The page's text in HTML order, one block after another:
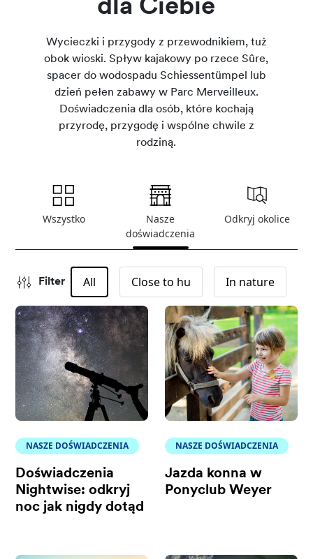
dla Ciebie
Wycieczki i przygody z przewodnikiem, tuż
obok wioski. Spływ kajakowy po rzece Sûre,
spacer do wodospadu Schiessentümpel lub
dzień pełen zabawy w Parc Merveilleux.
Doświadczenia dla osób, które kochają
przyrodę, przygodę i wspólne chwile z
rodziną.
Wszystko
Nasze
doświadczenia
Odkryj okolice
Filter All Close to hu In nature
NASZE DOŚWIADCZENIA
Doświadczenia
Nightwise: odkryj
noc jak nigdy dotąd
NASZE DOŚWIADCZENIA
Jazda konna w
Ponyclub Weyer